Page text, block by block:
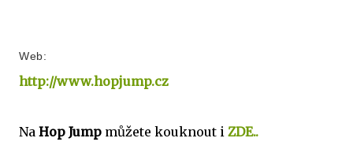
Web:
http://www.hopjump.cz
Na Hop Jump můžete kouknout i ZDE..